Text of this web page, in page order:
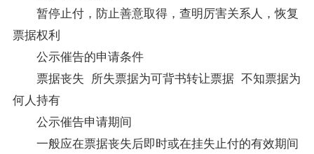
暂停止付，防止善意取得，查明厉害关系人，恢复
票据权利
公示催告的申请条件
票据丧失 所失票据为可背书转让票据 不知票据为
何人持有
公示催告申请期间
一般应在票据丧失后即时或在挂失止付的有效期间